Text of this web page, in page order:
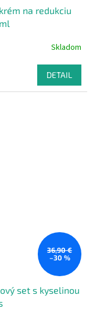
na redukciu
Skladom
DETAIL
36,90 €
–30 %
set s kyselinou